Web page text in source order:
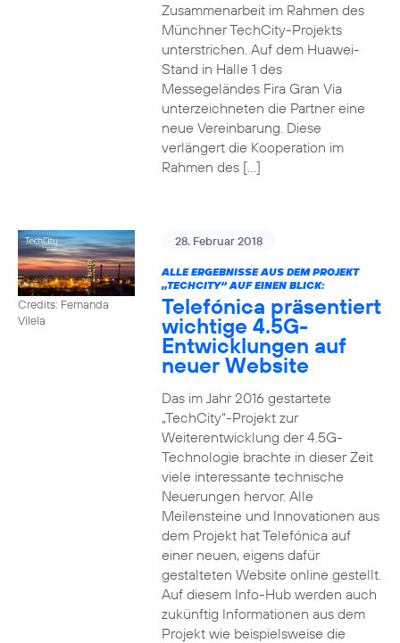
Zusammenarbeit im Rahmen des
Münchner TechCity-Projekts
unterstrichen. Auf dem Huawei-
Stand in Halle 1 des
Messegeländes Fira Gran Via
unterzeichneten die Partner eine
neue Vereinbarung. Diese
verlängert die Kooperation im
Rahmen des […]
Credits: Fernanda
Vilela
28. Februar 2018
ALLE ERGEBNISSE AUS DEM PROJEKT
„TECHCITY“ AUF EINEN BLICK:
Telefónica präsentiert
wichtige 4.5G-
Entwicklungen auf
neuer Website
Das im Jahr 2016 gestartete
„TechCity“-Projekt zur
Weiterentwicklung der 4.5G-
Technologie brachte in dieser Zeit
viele interessante technische
Neuerungen hervor. Alle
Meilensteine und Innovationen aus
dem Projekt hat Telefónica auf
einer neuen, eigens dafür
gestalteten Website online gestellt.
Auf diesem Info-Hub werden auch
zukünftig Informationen aus dem
Projekt wie beispielsweise die